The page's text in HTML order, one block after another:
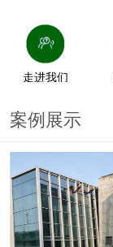
走进我们
案例展示